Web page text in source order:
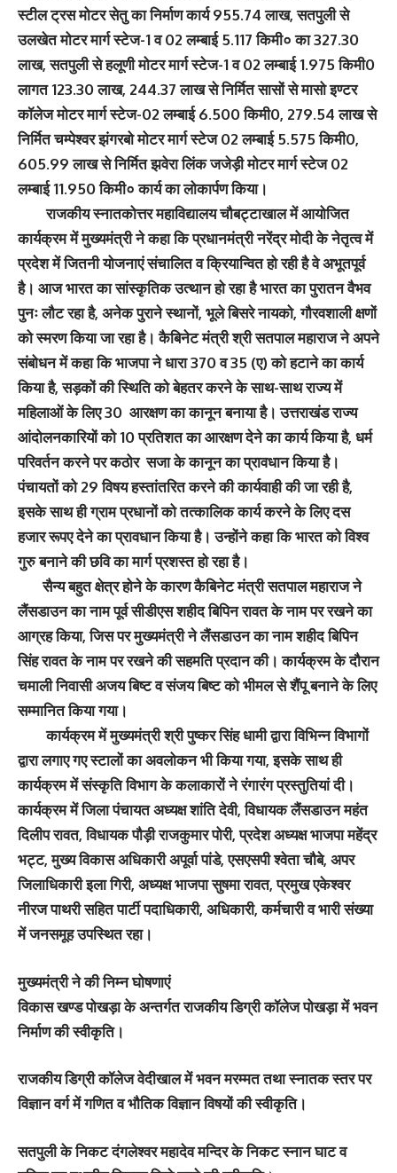
स्टील ट्रस मोटर सेतु का निर्माण कार्य 955.74 लाख, सतपुली से
उलखेत मोटर मार्ग स्टेज-1 व 02 लम्बाई 5.117 किमी० का 327.30
लाख, सतपुली से हलूणी मोटर मार्ग स्टेज-1 व 02 लम्बाई 1.975 किमी0
लागत 123.30 लाख, 244.37 लाख से निर्मित सासों से मासो इण्टर
कॉलेज मोटर मार्ग स्टेज-02 लम्बाई 6.500 किमी0, 279.54 लाख से
निर्मित चम्पेश्वर झंगरबो मोटर मार्ग स्टेज 02 लम्बाई 5.575 किमी0,
605.99 लाख से निर्मित झवेरा लिंक जजेड़ी मोटर मार्ग स्टेज 02
लम्बाई 11.950 किमी० कार्य का लोकार्पण किया।
राजकीय स्नातकोत्तर महाविद्यालय चौबट्टाखाल में आयोजित
कार्यक्रम में मुख्यमंत्री ने कहा कि प्रधानमंत्री नरेंद्र मोदी के नेतृत्व में
प्रदेश में जितनी योजनाएं संचालित व क्रियान्वित हो रही है वे अभूतपूर्व
है। आज भारत का सांस्कृतिक उत्थान हो रहा है भारत का पुरातन वैभव
पुनः लौट रहा है, अनेक पुराने स्थानों, भूले बिसरे नायको, गौरवशाली क्षणों
को स्मरण किया जा रहा है। कैबिनेट मंत्री श्री सतपाल महाराज ने अपने
संबोधन में कहा कि भाजपा ने धारा 370 व 35 (ए) को हटाने का कार्य
किया है, सड़कों की स्थिति को बेहतर करने के साथ-साथ राज्य में
महिलाओं के लिए 30 आरक्षण का कानून बनाया है। उत्तराखंड राज्य
आंदोलनकारियों को 10 प्रतिशत का आरक्षण देने का कार्य किया है, धर्म
परिवर्तन करने पर कठोर सजा के कानून का प्रावधान किया है।
पंचायतों को 29 विषय हस्तांतरित करने की कार्यवाही की जा रही है,
इसके साथ ही ग्राम प्रधानों को तत्कालिक कार्य करने के लिए दस
हजार रूपए देने का प्रावधान किया है। उन्होंने कहा कि भारत को विश्व
गुरु बनाने की छवि का मार्ग प्रशस्त हो रहा है।
सैन्य बहुत क्षेत्र होने के कारण कैबिनेट मंत्री सतपाल महाराज ने
लैंसडाउन का नाम पूर्व सीडीएस शहीद बिपिन रावत के नाम पर रखने का
आग्रह किया, जिस पर मुख्यमंत्री ने लैंसडाउन का नाम शहीद बिपिन
सिंह रावत के नाम पर रखने की सहमति प्रदान की। कार्यक्रम के दौरान
चमाली निवासी अजय बिष्ट व संजय बिष्ट को भीमल से शैंपू बनाने के लिए
सम्मानित किया गया।
कार्यक्रम में मुख्यमंत्री श्री पुष्कर सिंह धामी द्वारा विभिन्न विभागों
द्वारा लगाए गए स्टालों का अवलोकन भी किया गया, इसके साथ ही
कार्यक्रम में संस्कृति विभाग के कलाकारों ने रंगारंग प्रस्तुतियां दी।
कार्यक्रम में जिला पंचायत अध्यक्ष शांति देवी, विधायक लैंसडाउन महंत
दिलीप रावत, विधायक पौड़ी राजकुमार पोरी, प्रदेश अध्यक्ष भाजपा महेंद्र
भट्ट, मुख्य विकास अधिकारी अपूर्वा पांडे, एसएसपी श्वेता चौबे, अपर
जिलाधिकारी इला गिरी, अध्यक्ष भाजपा सुषमा रावत, प्रमुख एकेश्वर
नीरज पाथरी सहित पार्टी पदाधिकारी, अधिकारी, कर्मचारी व भारी संख्या
में जनसमूह उपस्थित रहा।
मुख्यमंत्री ने की निम्न घोषणाएं
विकास खण्ड पोखड़ा के अन्तर्गत राजकीय डिग्री कॉलेज पोखड़ा में भवन
निर्माण की स्वीकृति।
राजकीय डिग्री कॉलेज वेदीखाल में भवन मरम्मत तथा स्नातक स्तर पर
विज्ञान वर्ग में गणित व भौतिक विज्ञान विषयों की स्वीकृति।
सतपुली के निकट दंगलेश्वर महादेव मन्दिर के निकट स्नान घाट व